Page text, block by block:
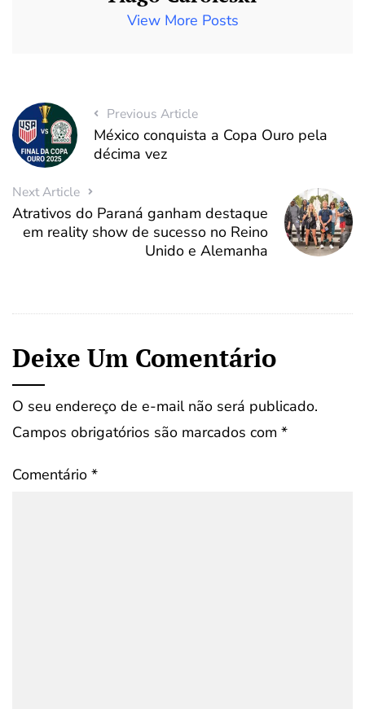
View More Posts
Previous Article
México conquista a Copa Ouro pela
décima vez
Next Article
Atrativos do Paraná ganham destaque
em reality show de sucesso no Reino
Unido e Alemanha
Deixe Um Comentário
O seu endereço de e-mail não será publicado.
Campos obrigatórios são marcados com *
Comentário *